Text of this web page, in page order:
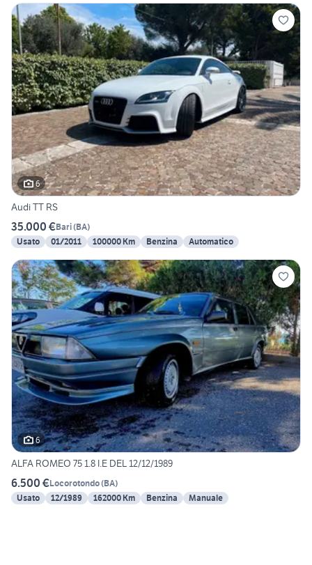
6
Audi TT RS
35.000 €Bari(BA)
Usato
01/2011 100000 Km Benzina Automatico
6
ALFA ROMEO 75 1.8 I.E DEL 12/12/1989
6.500 €Locorotondo(BA)
Usato
12/1989 162000 Km Benzina Manuale